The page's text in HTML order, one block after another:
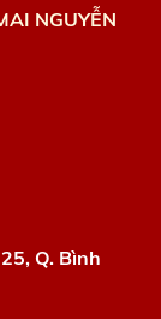
NGUYỄN
Q. Bình